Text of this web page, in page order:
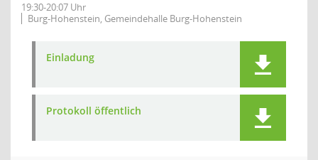
19:30-20:07 Uhr
Burg-Hohenstein, Gemeindehalle Burg-Hohenstein
Einladung
Protokoll öffentlich